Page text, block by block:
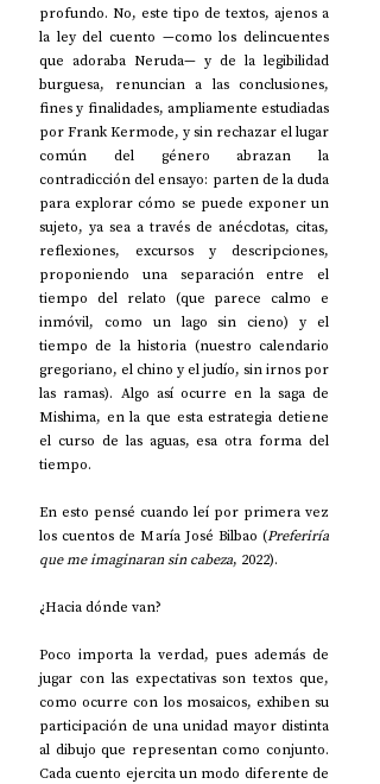
profundo. No, este tipo de textos, ajenos a
la ley del cuento —como los delincuentes
que adoraba Neruda— y de la legibilidad
burguesa, renuncian a las conclusiones,
fines y finalidades, ampliamente estudiadas
por Frank Kermode, y sin rechazar el lugar
común del género abrazan la
contradicción del ensayo: parten de la duda
para explorar cómo se puede exponer un
sujeto, ya sea a través de anécdotas, citas,
reflexiones, excursos y descripciones,
proponiendo una separación entre el
tiempo del relato (que parece calmo e
inmóvil, como un lago sin cieno) y el
tiempo de la historia (nuestro calendario
gregoriano, el chino y el judío, sin irnos por
las ramas). Algo así ocurre en la saga de
Mishima, en la que esta estrategia detiene
el curso de las aguas, esa otra forma del
tiempo.
En esto pensé cuando leí por primera vez
los cuentos de María José Bilbao (Preferiría
que me imaginaran sin cabeza, 2022).
¿Hacia dónde van?
Poco importa la verdad, pues además de
jugar con las expectativas son textos que,
como ocurre con los mosaicos, exhiben su
participación de una unidad mayor distinta
al dibujo que representan como conjunto.
Cada cuento ejercita un modo diferente de